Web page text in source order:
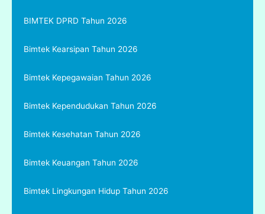
BIMTEK DPRD Tahun 2026
Bimtek Kearsipan Tahun 2026
Bimtek Kepegawaian Tahun 2026
Bimtek Kependudukan Tahun 2026
Bimtek Kesehatan Tahun 2026
Bimtek Keuangan Tahun 2026
Bimtek Lingkungan Hidup Tahun 2026